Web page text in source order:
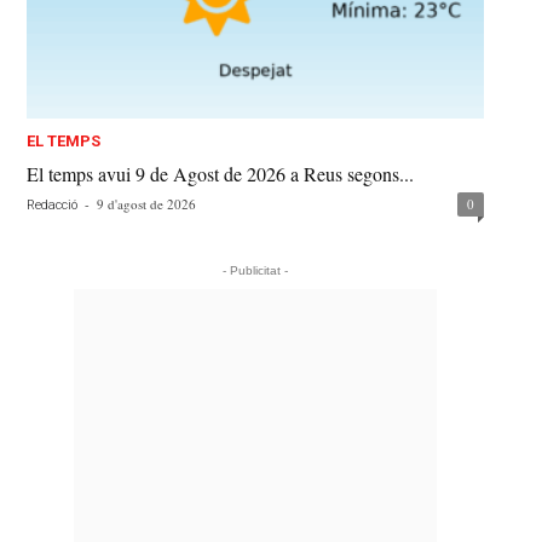
EL TEMPS
El temps avui 9 de Agost de 2026 a Reus segons...
Redacció - 9 d'agost de 2026 0
- Publicitat -